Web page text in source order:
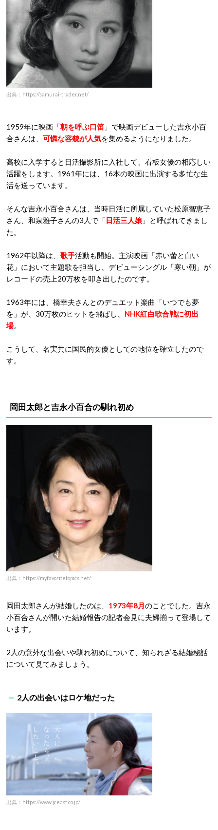
出典：https://samurai-trader.net/
1959年に映画「朝を呼ぶ口笛 」で映画デビューした吉永小百
合さんは、 可憐な容貌が人気を集めるようになりました。
高校に入学すると日活撮影所に入社して、看板女優の相応しい
活躍をします。1961年には、16本の映画に出演する多忙な生
活を送っています。
そんな吉永小百合さんは、当時日活に所属していた松原智恵子
さん、和泉雅子さんの3人で「日活三人娘 」と呼ばれてきまし
た。
1962年以降は、 歌手活動も開始。主演映画「赤い蕾と白い
花」において主題歌を担当し、デビューシングル「寒い朝」が
レコードの売上20万枚を叩き出したのです。
1963年には、橋幸夫さんとのデュエット楽曲「いつでも夢
を」が、30万枚のヒットを飛ばし、 NHK紅白歌合戦に初出
場。
こうして、名実共に国民的女優としての地位を確立したので
す。
岡田太郎と吉永小百合の馴れ初め
出典：https://myfavoritetopics.net/
岡田太郎さんが結婚したのは、 1973年8月のことでした。吉永
小百合さんが開いた結婚報告の記者会見に夫婦揃って登場して
います。
2人の意外な出会いや馴れ初めについて、知られざる結婚秘話
について見てみましょう。
2人の出会いはロケ地だった
出典：https://www.jreast.co.jp/